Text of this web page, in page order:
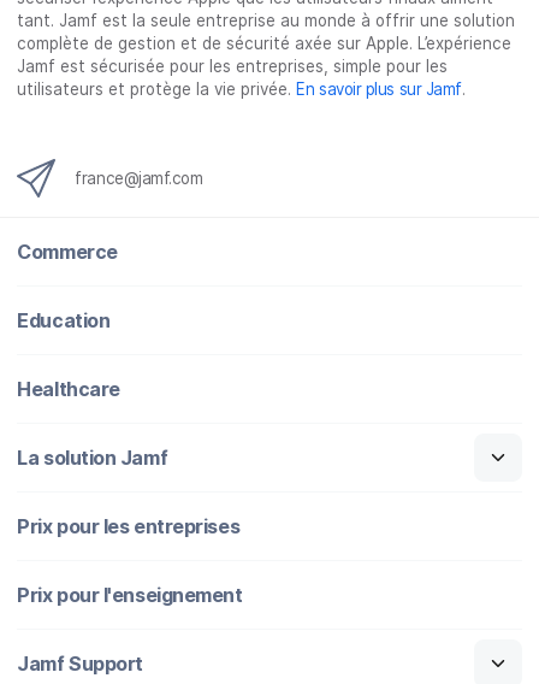
F
a
c
e
T
w
i
t
L
i
n
k
e
-
m
a
tant. Jamf est la seule entreprise au monde à offrir une solution
complète de gestion et de sécurité axée sur Apple. L’expérience
Jamf est sécurisée pour les entreprises, simple pour les
utilisateurs et protège la vie privée. En savoir plus sur Jamf.
france@jamf.com
Commerce
Education
Healthcare
La solution Jamf
Prix pour les entreprises
Prix pour l'enseignement
Jamf Support